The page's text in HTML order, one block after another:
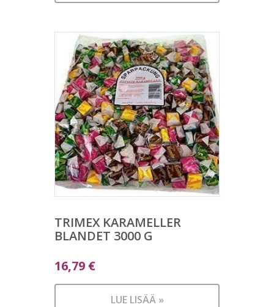
TRIMEX KARAMELLER
BLANDET 3000 G
16,79 €
LUE LISÄÄ »